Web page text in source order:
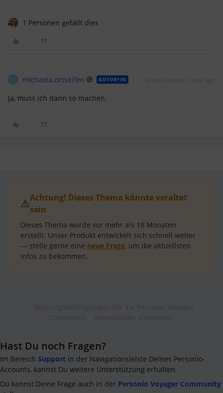
1 Personen gefällt dies
M michaela.ortseifen AUTOR*IN Forum|Forum|1 year ago
Ja, muss ich dann so machen.
⚠️Achtung! Dieses Thema könnte veraltet
sein
Dieses Thema wurde vor mehr als 18 Monaten
erstellt. Unser Produkt entwickelt sich schnell weiter
— stelle gerne eine neue Frage, um die aktuellsten
Infos zu bekommen.
Hast Du noch Fragen?
Im Bereich Support in der Navigationsleiste Deines Personio-
Accounts, kannst Du weitere Unterstützung erhalten.
Du kannst Deine Frage auch in der Personio Voyager Community